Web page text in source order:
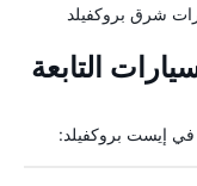
شرق بروكفيلد
التابعة
في إيست بروكفيلد: